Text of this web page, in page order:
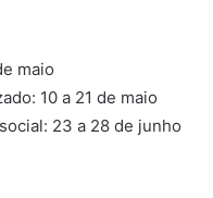
maio
10 a 21 de maio
23 a 28 de junho